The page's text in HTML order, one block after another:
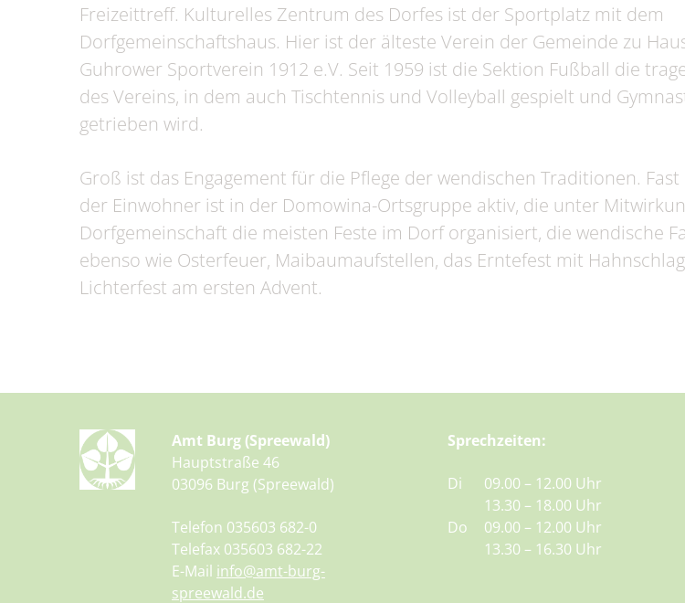
Freizeittreff. Kulturelles Zentrum des Dorfes ist der Sportplatz mit dem
Dorfgemeinschaftshaus. Hier ist der älteste Verein der Gemeinde zu
Guhrower Sportverein 1912 e.V. Seit 1959 ist die Sektion Fußball die
des Vereins, in dem auch Tischtennis und Volleyball gespielt und
getrieben wird.
Groß ist das Engagement für die Pflege der wendischen Traditionen.
der Einwohner ist in der Domowina-Ortsgruppe aktiv, die unter
Dorfgemeinschaft die meisten Feste im Dorf organisiert, die wendische
ebenso wie Osterfeuer, Maibaumaufstellen, das Erntefest mit
Lichterfest am ersten Advent.
Amt Burg (Spreewald)
Hauptstraße 46
03096 Burg (Spreewald)
Telefon 035603 682-0
Telefax 035603 682-22
E-Mail info@amt-burg-
spreewald.de
Sprechzeiten:
Di
09.00 – 12.00 Uhr
13.30 – 18.00 Uhr
Do
09.00 – 12.00 Uhr
13.30 – 16.30 Uhr